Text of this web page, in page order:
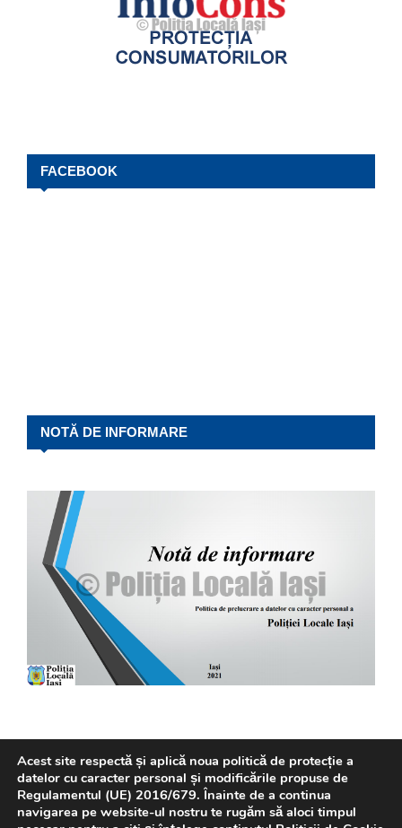
FACEBOOK
NOTĂ DE INFORMARE
REVISTA P.L.I.
Acest site respectă și aplică noua politică de protecție a
datelor cu caracter personal și modificările propuse de
Regulamentul (UE) 2016/679. Înainte de a continua
navigarea pe website-ul nostru te rugăm să aloci timpul